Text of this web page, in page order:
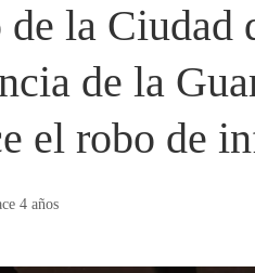
la Ciudad
de la
el robo de
4 años